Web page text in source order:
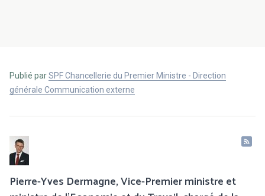
Publié parSPF Chancellerie du Premier Ministre - Direction
générale Communication externe
Pierre-Yves Dermagne, Vice-Premier ministre et